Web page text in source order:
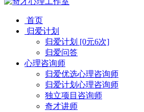
首页
归爱计划
归爱计划 [0元6次]
归爱问答
心理咨询师
归爱优选心理咨询师
归爱计划心理咨询师
独立项目咨询师
奇才讲师